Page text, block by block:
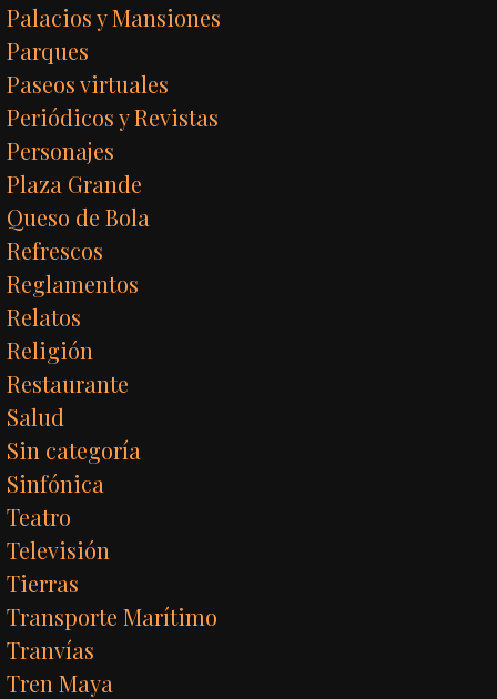
Palacios y Mansiones
Parques
Paseos virtuales
Periódicos y Revistas
Personajes
Plaza Grande
Queso de Bola
Refrescos
Reglamentos
Relatos
Religión
Restaurante
Salud
Sin categoría
Sinfónica
Teatro
Televisión
Tierras
Transporte Marítimo
Tranvías
Tren Maya